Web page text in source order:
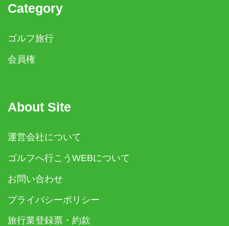
Category
ゴルフ旅行
会員権
About Site
運営会社について
ゴルフへ行こうWEBについて
お問い合わせ
プライバシーポリシー
旅行業登録票・約款